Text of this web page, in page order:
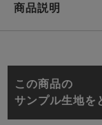
商品説明
この商品の
サンプル生地を